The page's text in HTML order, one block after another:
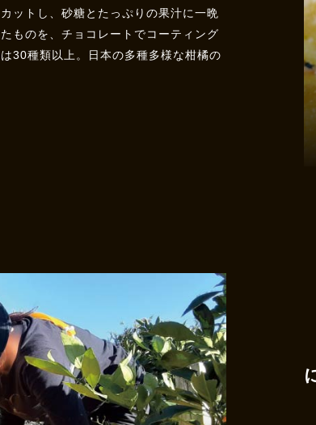
ットし、砂糖とたっぷりの果汁に一晩
ものを、チョコレートでコーティング
30種類以上。日本の多種多様な柑橘の